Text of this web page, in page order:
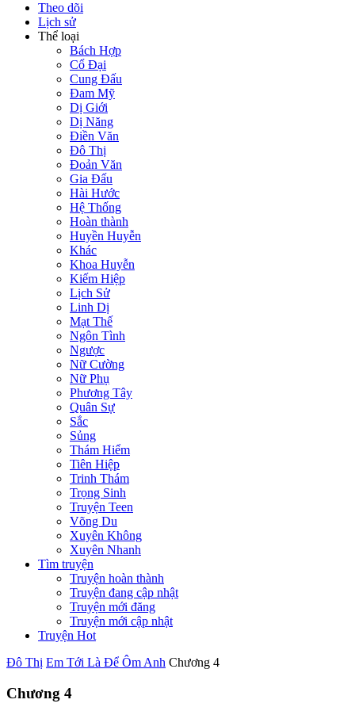
Theo dõi
Lịch sử
Thể loại
Bách Hợp
Cổ Đại
Cung Đấu
Đam Mỹ
Dị Giới
Dị Năng
Điền Văn
Đô Thị
Đoản Văn
Gia Đấu
Hài Hước
Hệ Thống
Hoàn thành
Huyền Huyễn
Khác
Khoa Huyễn
Kiếm Hiệp
Lịch Sử
Linh Dị
Mạt Thế
Ngôn Tình
Ngược
Nữ Cường
Nữ Phụ
Phương Tây
Quân Sự
Sắc
Sủng
Thám Hiểm
Tiên Hiệp
Trinh Thám
Trọng Sinh
Truyện Teen
Võng Du
Xuyên Không
Xuyên Nhanh
Tìm truyện
Truyện hoàn thành
Truyện đang cập nhật
Truyện mới đăng
Truyện mới cập nhật
Truyện Hot
Đô Thị Em Tới Là Để Ôm Anh Chương 4
Chương 4